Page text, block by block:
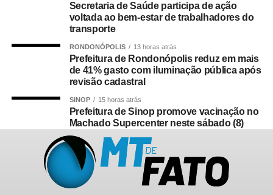
Secretaria de Saúde participa de ação
voltada ao bem-estar de trabalhadores do
transporte
RONDONÓPOLIS 13 horas atrás
Prefeitura de Rondonópolis reduz em mais
de 41% gasto com iluminação pública após
revisão cadastral
SINOP 15 horas atrás
Prefeitura de Sinop promove vacinação no
Machado Supercenter neste sábado (8)